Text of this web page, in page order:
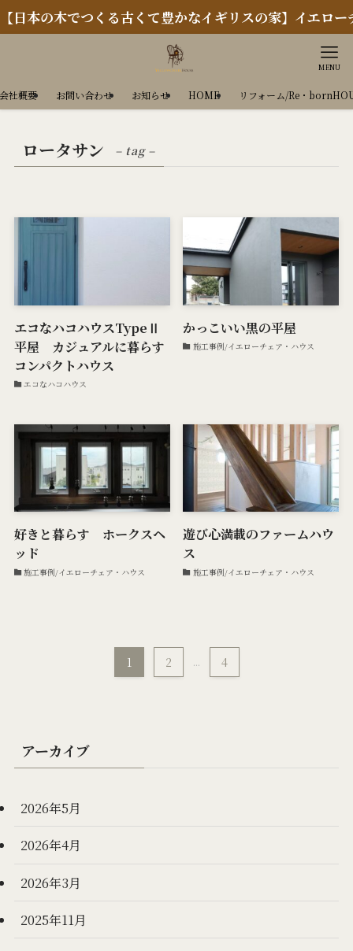
の木でつくる古くて豊かなイギリスの家】イエローチェ
MENU
会社概要 お問い合わせ お知らせ HOME リフォーム/Re・
ロータサン – tag –
エコなハコハウスTypeⅡ
平屋 カジュアルに暮らす
コンパクトハウス
エコなハコハウス
かっこいい黒の平屋
施工事例/イエローチェア・ハウス
好きと暮らす ホークスヘ
ッド
施工事例/イエローチェア・ハウス
遊び心満載のファームハウ
ス
施工事例/イエローチェア・ハウス
1 2 ... 4
アーカイブ
2026年5月
2026年4月
2026年3月
2025年11月